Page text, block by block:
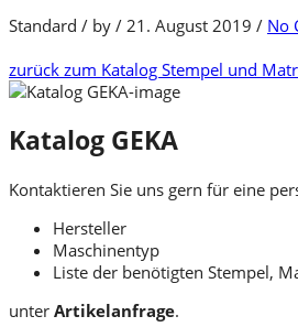
Standard / by / 21. August 2019 / No
zurück zum Katalog Stempel und
Katalog GEKA
Kontaktieren Sie uns gern für eine
Hersteller
Maschinentyp
Liste der benötigten Stempel,
unter Artikelanfrage.